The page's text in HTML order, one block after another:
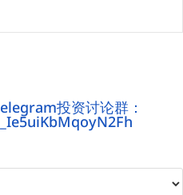
投资讨论群：